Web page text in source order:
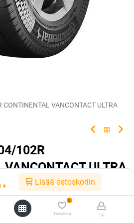
€ Lisää ostoskoriin
0
Toivelista Tili
VANCONTACT ULTRA
102R
ULTRA
224102